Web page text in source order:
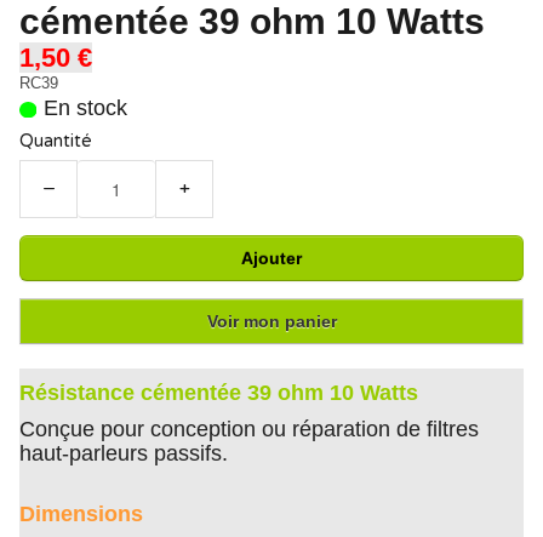
cémentée 39 ohm 10 Watts
1,50 €
RC39
En stock
Quantité
− +
Ajouter
Voir mon panier
Résistance cémentée 39 ohm 10 Watts
Conçue pour conception ou réparation de filtres
haut-parleurs passifs.
Dimensions